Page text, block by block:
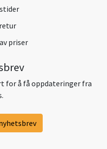
priser
for å få oppdateringer fra